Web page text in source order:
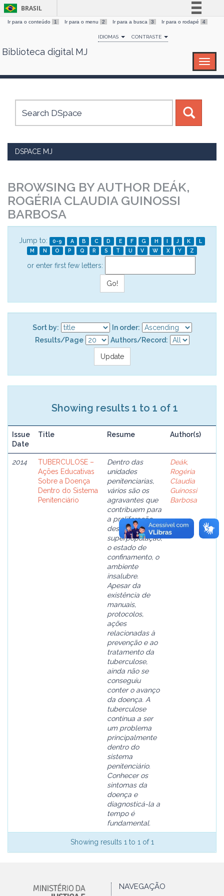
Skip
BRASIL
Simplifique!
Comunica BR
Canais
Ir para o conteúdo 1 Ir para o menu 2 Ir para a busca 3 Ir para o rodapé 4
IDIOMAS CONTRASTE
Biblioteca digital MJ
DSPACE MJ
BROWSING BY AUTHOR DEÁK,
ROGÉRIA CLAUDIA GUINOSSI
BARBOSA
Jump to: 0-9 A B C D E F G H I J K
L
M
N O P Q R S T U V W X Y Z
or enter first few letters:
Sort by:
In order:
Results/Page
Authors/Record:
Showing results 1 to 1 of 1
Issue
Date
Title Resume Author(s)
2014
TUBERCULOSE –
Ações Educativas
Sobre a Doença
Dentro do Sistema
Penitenciário
Dentro das
unidades
penitenciarias,
vários são os
agravantes que
contribuem para
a proliferação
dessa doença: a
superpopulação,
o estado de
confinamento, o
ambiente
insalubre.
Apesar da
existência de
manuais,
protocolos,
ações
relacionadas à
prevenção e ao
tratamento da
tuberculose,
ainda não se
conseguiu
conter o avanço
da doença. A
tuberculose
continua a ser
um problema
principalmente
dentro do
sistema
penitenciário.
Conhecer os
sintomas da
doença e
diagnosticá-la a
tempo é
fundamental.
Deák,
Rogéria
Claudia
Guinossi
Barbosa
Showing results 1 to 1 of 1
NAVEGAÇÃO